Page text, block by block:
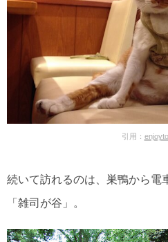
引用：
続いて訪れるのは、巣鴨から電
「雑司が谷」。